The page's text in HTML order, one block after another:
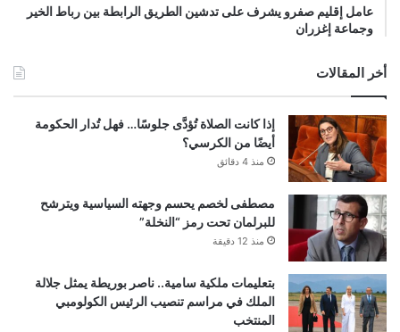
عامل إقليم صفرو يشرف على تدشين الطريق الرابطة بين رباط الخير
وجماعة إغزران
أخر المقالات
إذا كانت الصلاة تُؤدَّى جلوسًا… فهل تُدار الحكومة
أيضًا من الكرسي؟
منذ 4 دقائق
مصطفى لخصم يحسم وجهته السياسية ويترشح
للبرلمان تحت رمز “النخلة”
منذ 12 دقيقة
بتعليمات ملكية سامية.. ناصر بوريطة يمثل جلالة
الملك في مراسم تنصيب الرئيس الكولومبي
المنتخب